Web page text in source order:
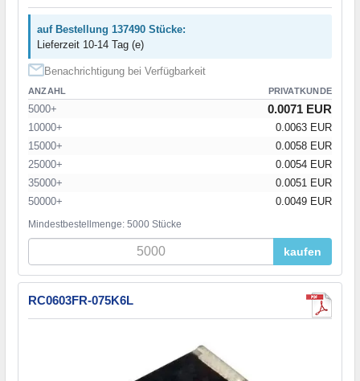
auf Bestellung 137490 Stücke:
Lieferzeit 10-14 Tag (e)
Benachrichtigung bei Verfügbarkeit
ANZAHL PRIVATKUNDE
5000+ 0.0071 EUR
10000+
0.0063 EUR
15000+
0.0058 EUR
25000+
0.0054 EUR
35000+
0.0051 EUR
50000+
0.0049 EUR
Mindestbestellmenge: 5000 Stücke
kaufen
RC0603FR-075K6L